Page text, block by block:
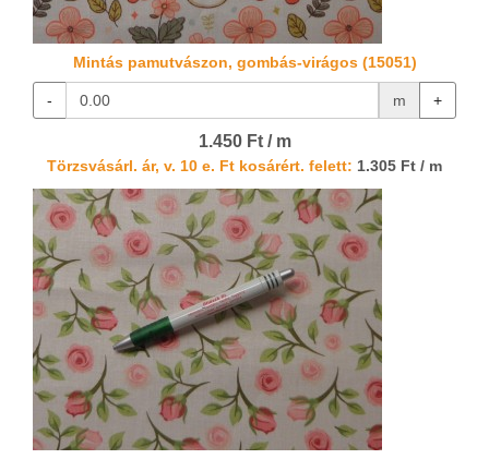
Mintás pamutvászon, gombás-virágos (15051)
- m +
1.450 Ft / m
Törzsvásárl. ár, v. 10 e. Ft kosárért. felett: 1.305 Ft / m